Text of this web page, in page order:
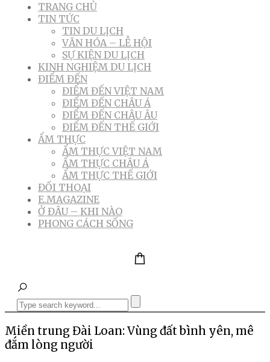
TRANG CHỦ
TIN TỨC
TIN DU LỊCH
VĂN HÓA – LỄ HỘI
SỰ KIỆN DU LỊCH
KINH NGHIỆM DU LỊCH
ĐIỂM ĐẾN
ĐIỂM ĐẾN VIỆT NAM
ĐIỂM ĐẾN CHÂU Á
ĐIỂM ĐẾN CHÂU ÂU
ĐIỂM ĐẾN THẾ GIỚI
ẨM THỰC
ẨM THỰC VIỆT NAM
ẨM THỰC CHÂU Á
ẨM THỰC THẾ GIỚI
ĐỐI THOẠI
E.MAGAZINE
Ở ĐÂU – KHI NÀO
PHONG CÁCH SỐNG
Miền trung Đài Loan: Vùng đất bình yên, mê
đắm lòng người